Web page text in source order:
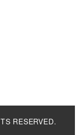
RESERVED.